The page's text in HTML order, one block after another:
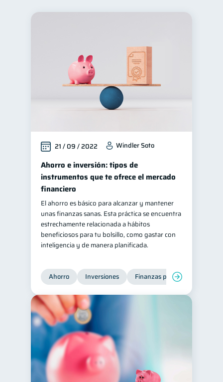
Control de deudas
Finanzas familiares 25
Inclusión financiera 22
Finanzas para mujeres 20
Seguridad financiera 13
Productos financieros 11
Organización Financiera 10
Deudas
Consejos 6
Tarjeta de crédito 6
Historial crediticio 6
Servicios 4
Superintendencia de Bancos
Vacaciones
Criptomonedas 2
Cuenta Abandonada
Inversiones
21 / 09 / 2022 Windler Soto
Ahorro e inversión: tipos de
instrumentos que te ofrece el mercado
financiero
El ahorro es básico para alcanzar y mantener
unas finanzas sanas. Esta práctica se encuentra
estrechamente relacionada a hábitos
beneficiosos para tu bolsillo, como gastar con
inteligencia y de manera planificada.
Ahorro Inversiones Finanzas para jóvenes